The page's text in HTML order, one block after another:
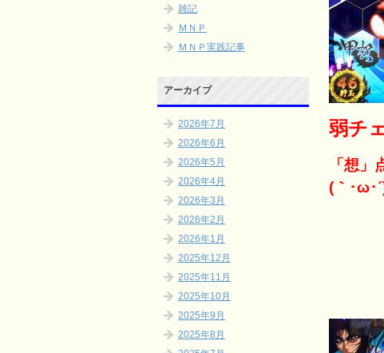
弱チ
「想」
(｀･ω･
雑記
ＭＮＰ
ＭＮＰ実践記事
アーカイブ
2026年7月
2026年6月
2026年5月
2026年4月
2026年3月
2026年2月
2026年1月
2025年12月
2025年11月
2025年10月
2025年9月
2025年8月